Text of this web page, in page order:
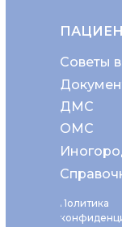
Политика
Советы
ОМС
ДМС